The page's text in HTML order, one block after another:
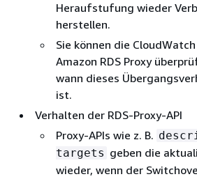
Heraufstufung wieder
herstellen.
Sie können die
Amazon RDS Proxy
wann dieses
ist.
Verhalten der RDS-Proxy-API
Proxy-APIs wie z. B.
targets geben die
wieder, wenn der